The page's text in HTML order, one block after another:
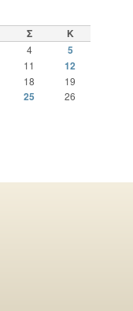
Σ
Κ
4
5
11 12
18 19
25 26